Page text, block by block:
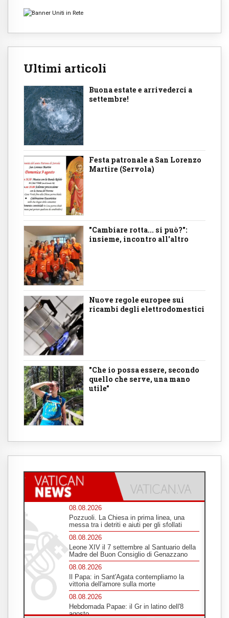
Ultimi articoli
Buona estate e arrivederci a
settembre!
Festa patronale a San Lorenzo
Martire (Servola)
"Cambiare rotta... si può?":
insieme, incontro all'altro
Nuove regole europee sui
ricambi degli elettrodomestici
"Che io possa essere, secondo
quello che serve, una mano
utile"
08.08.2026
Pozzuoli. La Chiesa in prima linea, una
messa tra i detriti e aiuti per gli sfollati
08.08.2026
Leone XIV il 7 settembre al Santuario della
Madre del Buon Consiglio di Genazzano
08.08.2026
Il Papa: in Sant'Agata contempliamo la
vittoria dell'amore sulla morte
08.08.2026
Hebdomada Papae: il Gr in latino dell'8
agosto